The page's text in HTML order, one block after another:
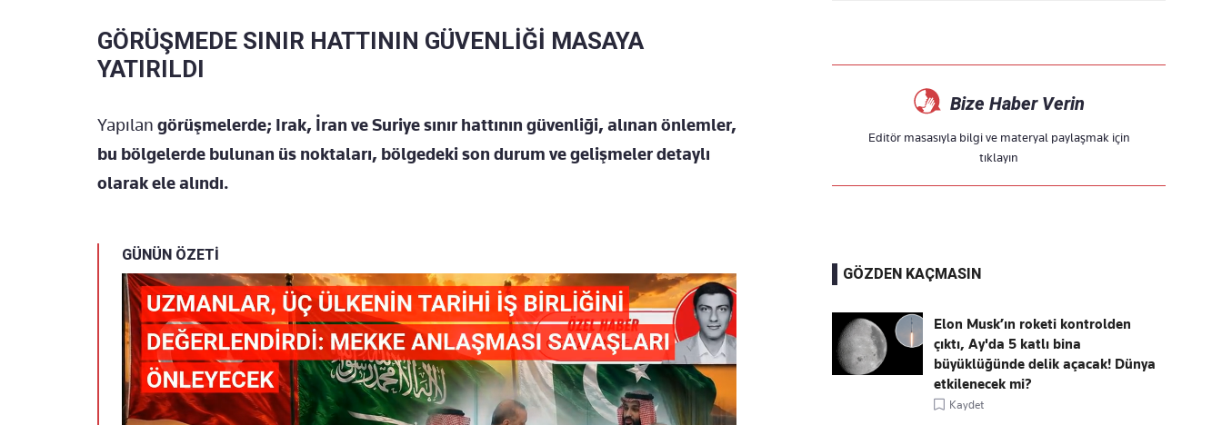
GÖRÜŞMEDE SINIR HATTININ GÜVENLİĞİ MASAYA
YATIRILDI
Yapılan görüşmelerde; Irak, İran ve Suriye sınır hattının güvenliği, alınan önlemler,
bu bölgelerde bulunan üs noktaları, bölgedeki son durum ve gelişmeler detaylı
olarak ele alındı.
GÜNÜN ÖZETİ
Bize Haber Verin
Editör masasıyla bilgi ve materyal paylaşmak için
tıklayın
GÖZDEN KAÇMASIN
Elon Musk’ın roketi kontrolden
çıktı, Ay'da 5 katlı bina
büyüklüğünde delik açacak! Dünya
etkilenecek mi?
Kaydet